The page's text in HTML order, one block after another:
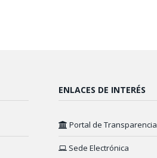
ENLACES DE INTERÉS
Portal de Transparencia
Sede Electrónica